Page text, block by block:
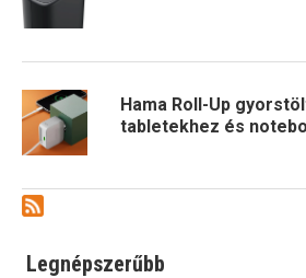
Hama Roll-Up
tabletekhez és
Legnépszerűbb